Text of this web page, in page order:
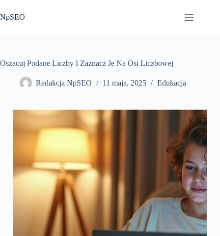
do
treści
NpSEO
Oszacuj Podane Liczby I Zaznacz Je Na Osi Liczbowej
Redakcja NpSEO 11 maja, 2025 Edukacja